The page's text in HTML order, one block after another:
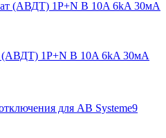
(АВДТ) 1P+N B 10A 6kA 30мА